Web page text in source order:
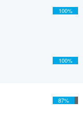
100%
100%
87%